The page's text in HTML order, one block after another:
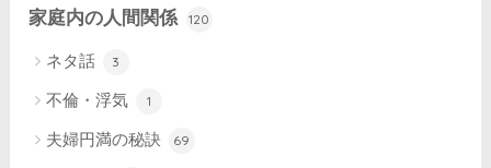
家庭内の人間関係 120
ネタ話 3
不倫・浮気 1
夫婦円満の秘訣 69